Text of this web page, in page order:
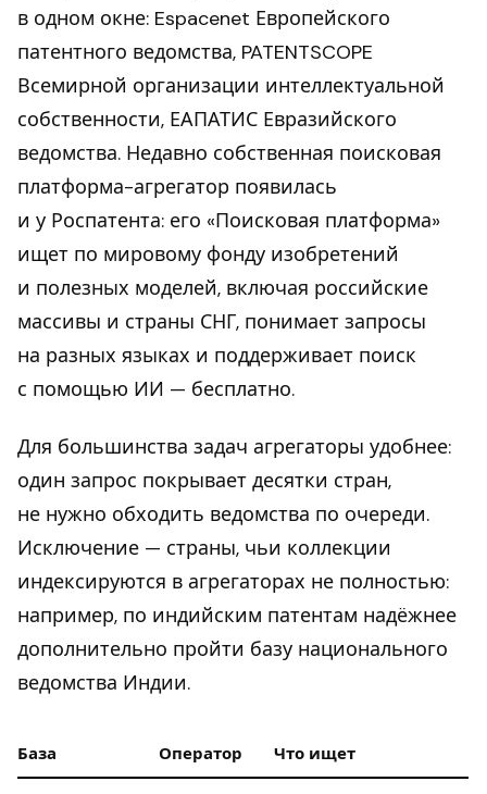
в одном окне: Espacenet Европейского
патентного ведомства, PATENTSCOPE
Всемирной организации интеллектуальной
собственности, ЕАПАТИС Евразийского
ведомства. Недавно собственная поисковая
платформа-агрегатор появилась
и у Роспатента: его «Поисковая платформа»
ищет по мировому фонду изобретений
и полезных моделей, включая российские
массивы и страны СНГ, понимает запросы
на разных языках и поддерживает поиск
с помощью ИИ — бесплатно.
Для большинства задач агрегаторы удобнее:
один запрос покрывает десятки стран,
не нужно обходить ведомства по очереди.
Исключение — страны, чьи коллекции
индексируются в агрегаторах не полностью:
например, по индийским патентам надёжнее
дополнительно пройти базу национального
ведомства Индии.
База Оператор Что ищет